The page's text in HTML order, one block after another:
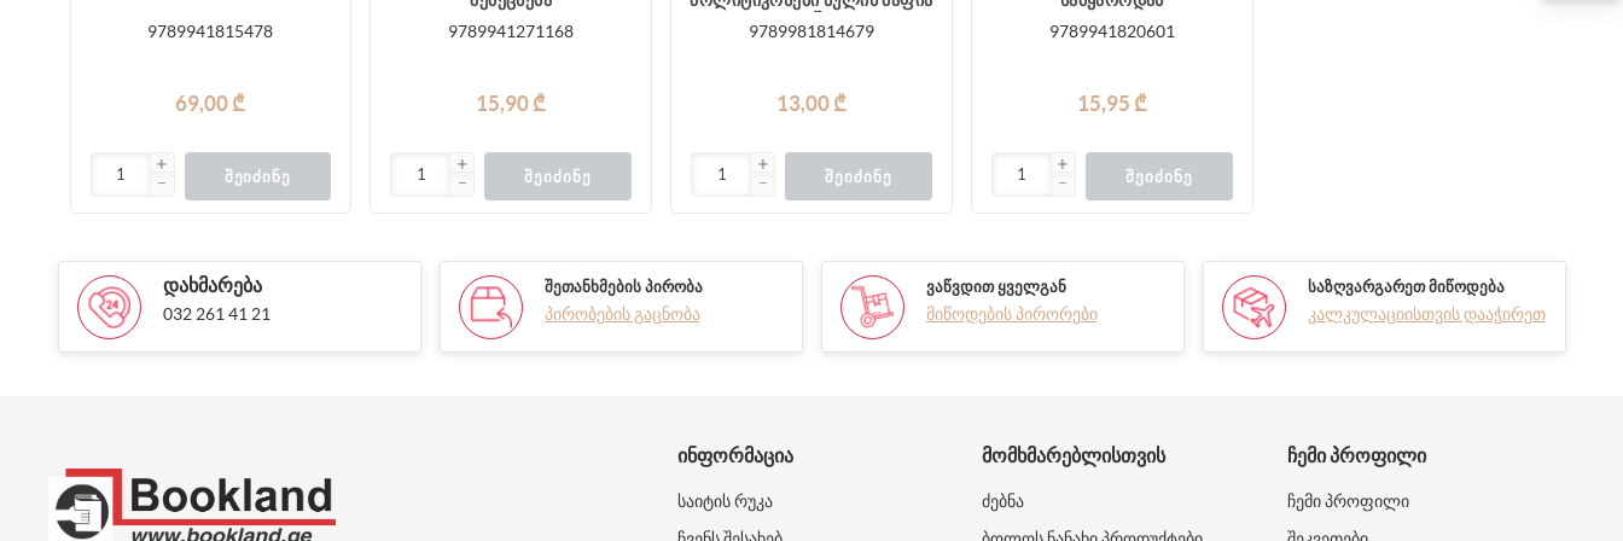
9789941815478
69,00 ₾
ᲨᲔᲘᲫᲘᲜᲔ
9789941271168
15,90 ₾
ᲨᲔᲘᲫᲘᲜᲔ
9789981814679
13,00 ₾
ᲨᲔᲘᲫᲘᲜᲔ
9789941820601
15,95 ₾
ᲨᲔᲘᲫᲘᲜᲔ
ᲓᲐᲮᲛᲐᲠᲔᲑᲐ
032 261 41 21
ᲨᲔᲗᲐᲜᲮᲛᲔᲑᲘᲡ ᲞᲘᲠᲝᲑᲐ
პირობების გაცნობა
ᲕᲐᲬᲕᲓᲘᲗ ᲧᲕᲔᲚᲒᲐᲜ
მიწოდების პირორები
ᲡᲐᲖᲦᲕᲐᲠᲒᲐᲠᲔᲗ ᲛᲘᲬᲝᲓᲔᲑᲐ
კალკულაციისთვის დააჭირეთ
ᲘᲜᲤᲝᲠᲛᲐᲪᲘᲐ
საიტის რუკა
ᲛᲝᲛᲮᲛᲐᲠᲔᲑᲚᲘᲡᲗᲕᲘᲡ
ძებნა
ᲩᲔᲛᲘ ᲞᲠᲝᲤᲘᲚᲘ
ჩემი პროფილი